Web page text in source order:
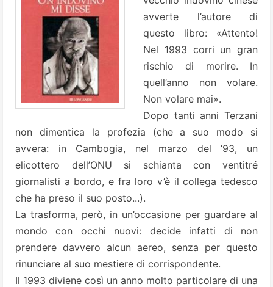
avverte l’autore di
questo libro: «Attento!
Nel 1993 corri un gran
rischio di morire. In
quell’anno non volare.
Non volare mai».
Dopo tanti anni Terzani
non dimentica la profezia (che a suo modo si
avvera: in Cambogia, nel marzo del ’93, un
elicottero dell’ONU si schianta con ventitré
giornalisti a bordo, e fra loro v’è il collega tedesco
che ha preso il suo posto...).
La trasforma, però, in un’occasione per guardare al
mondo con occhi nuovi: decide infatti di non
prendere davvero alcun aereo, senza per questo
rinunciare al suo mestiere di corrispondente.
Il 1993 diviene così un anno molto particolare di una